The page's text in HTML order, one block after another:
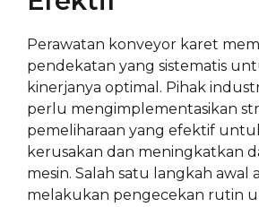
Perawatan konveyor karet
pendekatan yang sistematis
kinerjanya optimal. Pihak
perlu mengimplementasikan
pemeliharaan yang efektif
kerusakan dan meningkatkan
mesin. Salah satu langkah awal
melakukan pengecekan rutin